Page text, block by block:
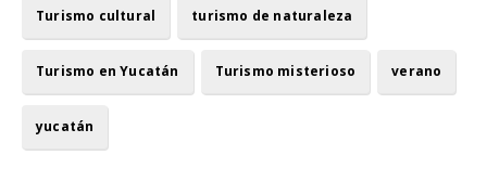
Turismo cultural turismo de naturaleza
Turismo en Yucatán Turismo misterioso verano
yucatán